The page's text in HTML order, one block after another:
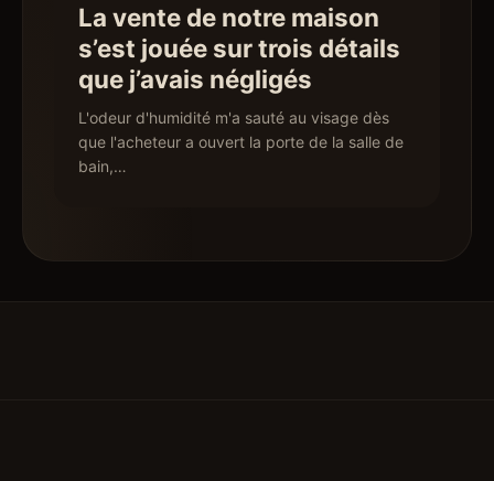
La vente de notre maison
s’est jouée sur trois détails
que j’avais négligés
L'odeur d'humidité m'a sauté au visage dès
que l'acheteur a ouvert la porte de la salle de
bain,…